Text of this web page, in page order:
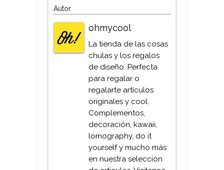
Autor
ohmycool
La tienda de las cosas
chulas y los regalos
de diseño. Perfecta
para regalar o
regalarte artículos
originales y cool.
Complementos,
decoración, kawaii,
lomography, do it
yourself y mucho más
en nuestra selección